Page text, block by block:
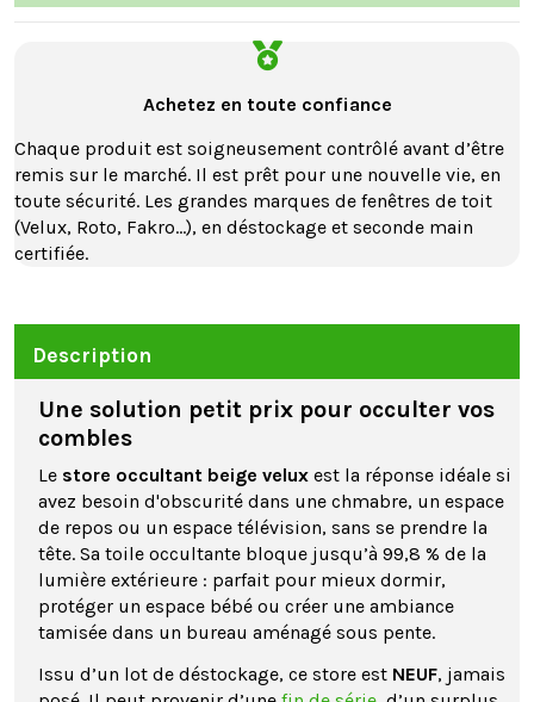
Achetez en toute confiance
Chaque produit est soigneusement contrôlé avant d’être
remis sur le marché. Il est prêt pour une nouvelle vie, en
toute sécurité. Les grandes marques de fenêtres de toit
(Velux, Roto, Fakro…), en déstockage et seconde main
certifiée.
Description
Une solution petit prix pour occulter vos
combles
Le store occultant beige velux est la réponse idéale si
avez besoin d'obscurité dans une chmabre, un espace
de repos ou un espace télévision, sans se prendre la
tête. Sa toile occultante bloque jusqu’à 99,8 % de la
lumière extérieure : parfait pour mieux dormir,
protéger un espace bébé ou créer une ambiance
tamisée dans un bureau aménagé sous pente.
Issu d’un lot de déstockage, ce store est NEUF, jamais